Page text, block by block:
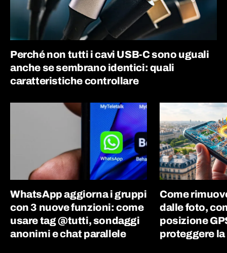
Perché non tutti i cavi USB-C sono uguali
anche se sembrano identici: quali
caratteristiche controllare
WhatsApp aggiorna i gruppi
con 3 nuove funzioni: come
usare tag @tutti, sondaggi
anonimi e chat parallele
Come
dalle foto,
posizione
proteggere